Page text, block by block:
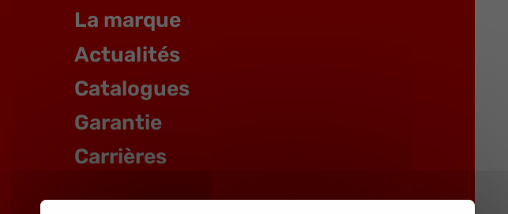
La marque
Actualités
Catalogues
Garantie
Carrières